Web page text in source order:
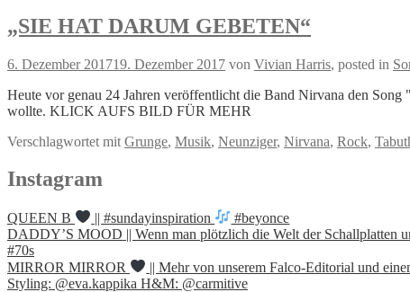
„SIE HAT DARUM GEBETEN“
6. Dezember 201719. Dezember 2017 von Vivian Harris, posted in
Heute vor genau 24 Jahren veröffentlicht die Band Nirvana den
wollte. KLICK AUFS BILD FÜR MEHR
Verschlagwortet mit Grunge, Musik, Neunziger, Nirvana, Rock,
Instagram
QUEEN B || #sundayinspiration
#beyonce
DADDY’S MOOD || Wenn man plötzlich die Welt der Schallplatten
#70s
MIRROR MIRROR
|| Mehr von unserem Falco-Editorial und
Styling: @eva.kappika H&M: @carmitive